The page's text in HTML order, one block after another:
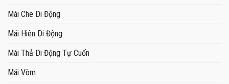
Mái Che Di Động
Mái Hiên Di Động
Mái Thả Di Động Tự Cuốn
Mái Vòm